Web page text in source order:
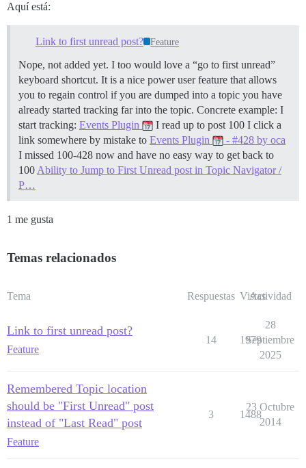
Aquí está:
Link to first unread post? Feature
Nope, not added yet. I too would love a “go to first unread”
keyboard shortcut. It is a nice power user feature that allows
you to regain control if you are dumped into a topic you have
already started tracking far into the topic. Concrete example: I
start tracking: Events Plugin
I read up to post 100 I click a
link somewhere by mistake to Events Plugin
- #428 by oca
I missed 100-428 now and have no easy way to get back to
100 Ability to Jump to First Unread post in Topic Navigator /
P…
1 me gusta
Temas relacionados
Tema Respuestas Vistas
Actividad
Link to first unread post?
Feature
14 1979
28
Septiembre
2025
Remembered Topic location
should be "First Unread" post
instead of "Last Read" post
Feature
3 1488
23 Octubre
2014